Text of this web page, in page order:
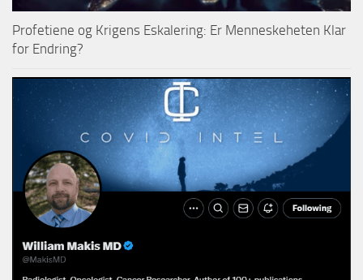
Profetiene og Krigens Eskalering: Er Menneskeheten Klar
for Endring?